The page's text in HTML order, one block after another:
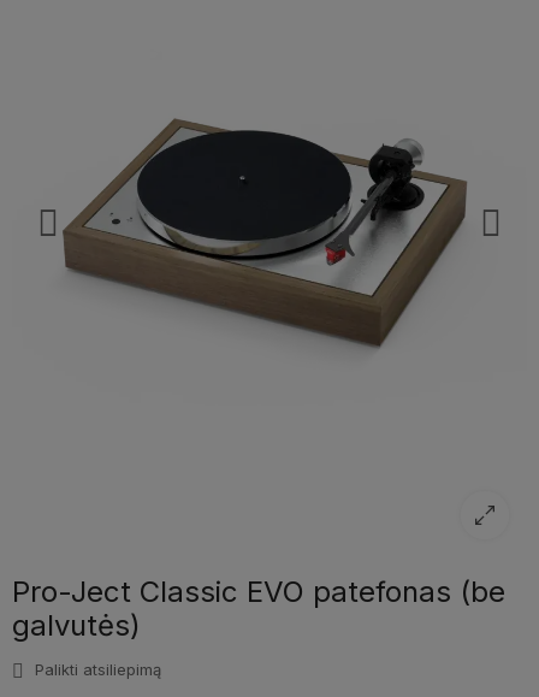
Pro-Ject Classic EVO patefonas (be
galvutės)
Palikti atsiliepimą